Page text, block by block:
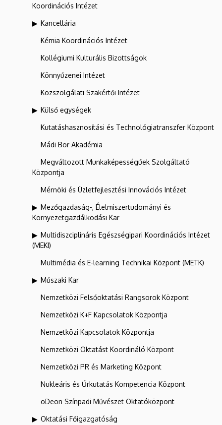
Koordinációs Intézet
Kancellária
Kémia Koordinációs Intézet
Kollégiumi Kulturális Bizottságok
Könnyűzenei Intézet
Közszolgálati Szakértői Intézet
Külső egységek
Kutatáshasznosítási és Technológiatranszfer Központ
Mádi Bor Akadémia
Megváltozott Munkaképességűek Szolgáltató
Központja
Mérnöki és Üzletfejlesztési Innovációs Intézet
Mezőgazdaság-, Élelmiszertudományi és
Környezetgazdálkodási Kar
Multidiszciplináris Egészségipari Koordinációs Intézet
(MEKI)
Multimédia és E-learning Technikai Központ (METK)
Műszaki Kar
Nemzetközi Felsőoktatási Rangsorok Központ
Nemzetközi K+F Kapcsolatok Központja
Nemzetközi Kapcsolatok Központja
Nemzetközi Oktatást Koordináló Központ
Nemzetközi PR és Marketing Központ
Nukleáris és Űrkutatás Kompetencia Központ
oDeon Színpadi Művészet Oktatóközpont
Oktatási Főigazgatóság